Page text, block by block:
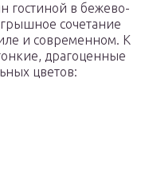
гостиной в бежево-
сочетание
и современном. К
драгоценные
цветов: